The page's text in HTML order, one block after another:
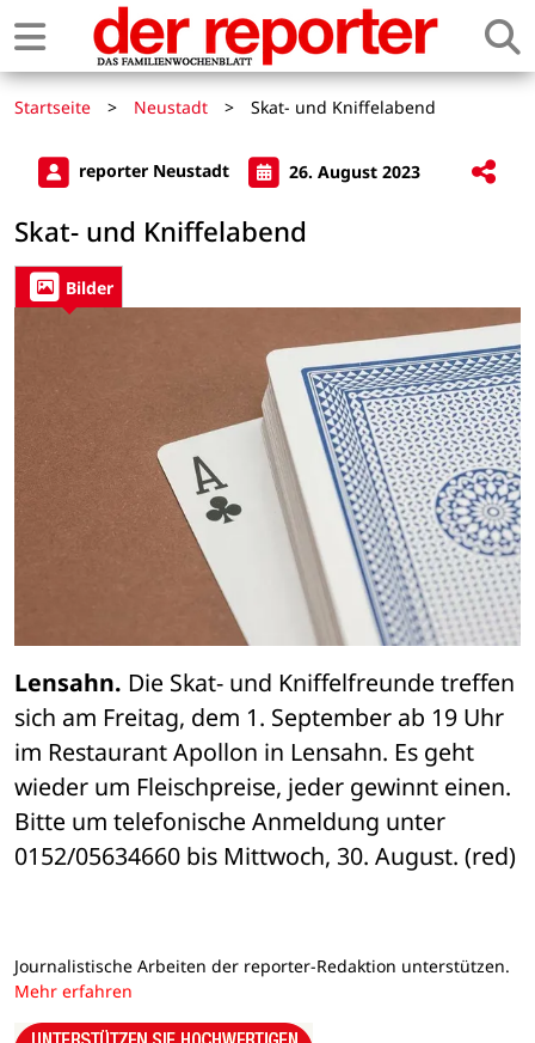
Startseite > Neustadt > Skat- und Kniffelabend
reporter Neustadt 26. August 2023
Skat- und Kniffelabend
Bilder
Lensahn. Die Skat- und Kniffelfreunde treffen
sich am Freitag, dem 1. September ab 19 Uhr
im Restaurant Apollon in Lensahn. Es geht
wieder um Fleischpreise, jeder gewinnt einen.
Bitte um telefonische Anmeldung unter
0152/05634660 bis Mittwoch, 30. August. (red)
Journalistische Arbeiten der reporter-Redaktion unterstützen.
Mehr erfahren